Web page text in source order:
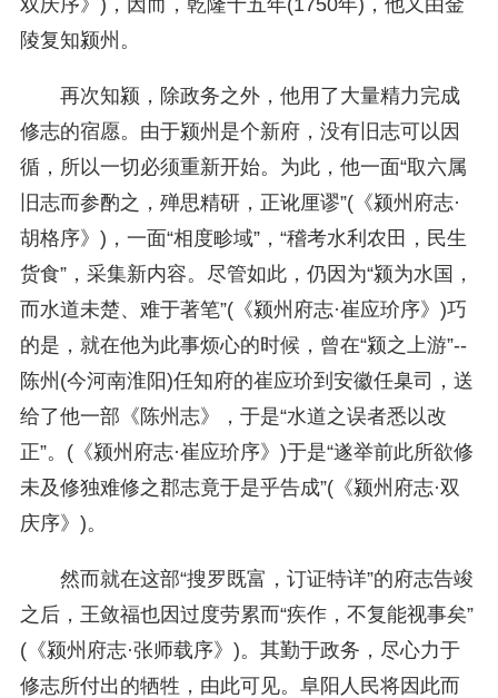
陵复知颍州。
再次知颍，除政务之外，他用了大量精力完成
修志的宿愿。由于颍州是个新府，没有旧志可以因
循，所以一切必须重新开始。为此，他一面“取六属
旧志而参酌之，殚思精研，正讹厘谬”(《颍州府志·
胡格序》)，一面“相度畛域”，“稽考水利农田，民生
货食”，采集新内容。尽管如此，仍因为“颍为水国，
而水道未楚、难于著笔”(《颍州府志·崔应玠序》)巧
的是，就在他为此事烦心的时候，曾在“颍之上游”--
陈州(今河南淮阳)任知府的崔应玠到安徽任臬司，送
给了他一部《陈州志》，于是“水道之误者悉以改
正”。(《颍州府志·崔应玠序》)于是“遂举前此所欲修
未及修独难修之郡志竟于是乎告成”(《颍州府志·双
庆序》)。
然而就在这部“搜罗既富，订证特详”的府志告竣
之后，王敛福也因过度劳累而“疾作，不复能视事矣”
(《颍州府志·张师载序》)。其勤于政务，尽心力于
修志所付出的牺牲，由此可见。阜阳人民将因此而